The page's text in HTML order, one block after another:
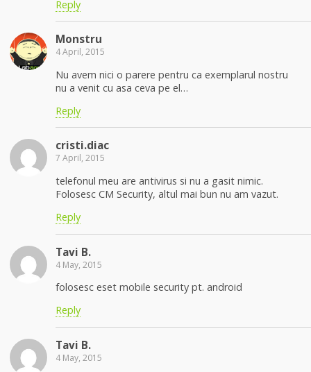
Reply
Monstru
4 April, 2015
Nu avem nici o parere pentru ca exemplarul nostru
nu a venit cu asa ceva pe el…
Reply
cristi.diac
7 April, 2015
telefonul meu are antivirus si nu a gasit nimic.
Folosesc CM Security, altul mai bun nu am vazut.
Reply
Tavi B.
4 May, 2015
folosesc eset mobile security pt. android
Reply
Tavi B.
4 May, 2015